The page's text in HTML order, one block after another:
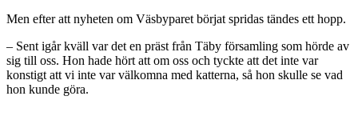
Men efter att nyheten om Väsbyparet börjat spridas tändes ett hopp.
– Sent igår kväll var det en präst från Täby församling som hörde av
sig till oss. Hon hade hört att om oss och tyckte att det inte var
konstigt att vi inte var välkomna med katterna, så hon skulle se vad
hon kunde göra.